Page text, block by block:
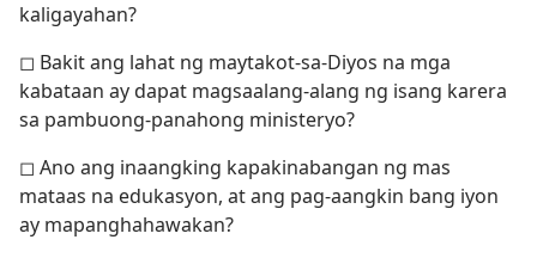
kaligayahan?
◻ Bakit ang lahat ng maytakot-sa-Diyos na mga
kabataan ay dapat magsaalang-alang ng isang karera
sa pambuong-panahong ministeryo?
◻ Ano ang inaangking kapakinabangan ng mas
mataas na edukasyon, at ang pag-aangkin bang iyon
ay mapanghahawakan?